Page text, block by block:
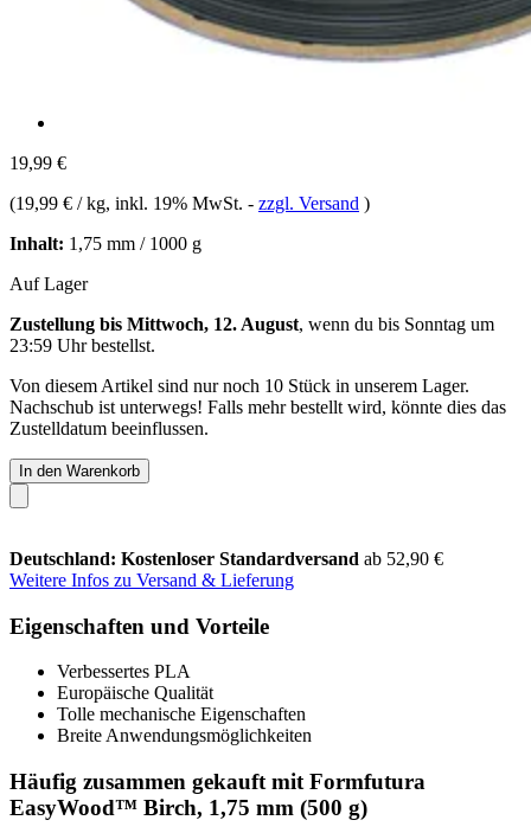
19,99 €
(19,99 € / kg, inkl. 19% MwSt. - zzgl. Versand )
Inhalt: 1,75 mm / 1000 g
Auf Lager
Zustellung bis Mittwoch, 12. August, wenn du bis Sonntag um
23:59 Uhrbestellst.
Von diesem Artikel sind nur noch 10 Stück in unserem Lager.
Nachschub ist unterwegs! Falls mehr bestellt wird, könnte dies das
Zustelldatum beeinflussen.
In den Warenkorb
Deutschland: Kostenloser Standardversand ab 52,90 €
Weitere Infos zu Versand & Lieferung
Eigenschaften und Vorteile
Verbessertes PLA
Europäische Qualität
Tolle mechanische Eigenschaften
Breite Anwendungsmöglichkeiten
Häufig zusammen gekauft mit Formfutura
EasyWood™ Birch, 1,75 mm (500 g)